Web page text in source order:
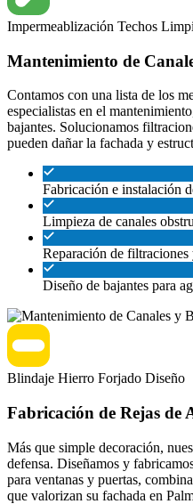
Impermeablización Techos
Mantenimiento de
Contamos con una lista de los
especialistas en el
bajantes. Solucionamos
pueden dañar la fachada y
Fabricación e instalación
Limpieza de canales
Reparación de
Diseño de bajantes para
Blindaje Hierro Forjado Diseño
Fabricación de Rejas de
Más que simple decoración,
defensa. Diseñamos y
para ventanas y puertas,
que valorizan su fachada en